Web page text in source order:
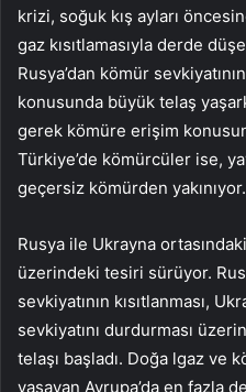
krizi, soğuk kış ayları
gaz kısıtlamasıyla derde
Rusya’dan kömür
konusunda büyük telaş
gerek kömüre erişim
Türkiye’de kömürcüler ise,
geçersiz kömürden yakınıyor.
Rusya ile Ukrayna
üzerindeki tesiri sürüyor.
sevkiyatının kısıtlanması,
sevkiyatını durdurması
telaşı başladı. Doğa lgaz ve
yaşayan Avrupa’da en fazla